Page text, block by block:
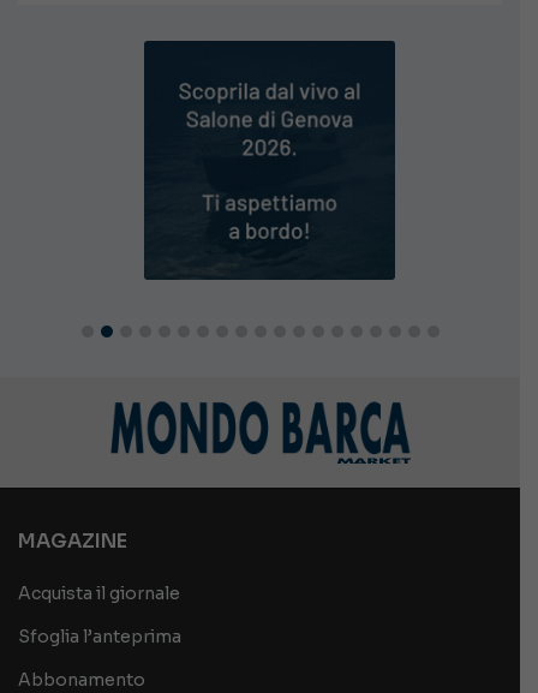
MAGAZINE
Acquista il giornale
Sfoglia l’anteprima
Abbonamento